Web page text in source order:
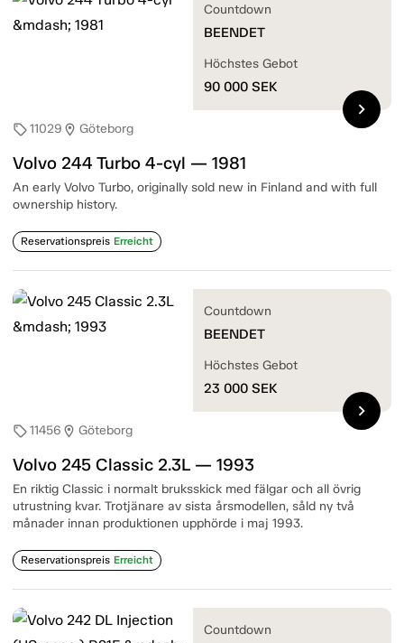
sell11029 location_on Göteborg
Volvo 244 Turbo 4-cyl — 1981
An early Volvo Turbo, originally sold new in Finland and with full
ownership history.
Reservationspreis Erreicht
Countdown
BEENDET
Höchstes Gebot
90 000 SEK
chevron_right
sell11456 location_on Göteborg
Volvo 245 Classic 2.3L — 1993
En riktig Classic i normalt bruksskick med fälgar och all övrig
utrustning kvar. Trotjänare av sista årsmodellen, såld ny två
månader innan produktionen upphörde i maj 1993.
Reservationspreis Erreicht
Countdown
BEENDET
Höchstes Gebot
23 000 SEK
chevron_right
Countdown